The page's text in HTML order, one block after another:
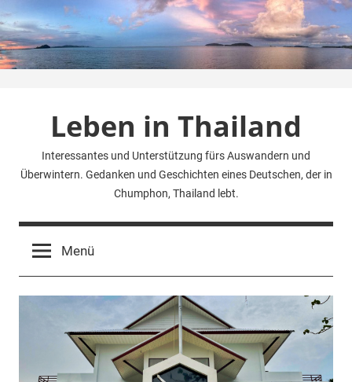
Zum
Inhalt
springen
Leben in Thailand
Interessantes und Unterstützung fürs Auswandern und
Überwintern. Gedanken und Geschichten eines Deutschen, der in
Chumphon, Thailand lebt.
Menü